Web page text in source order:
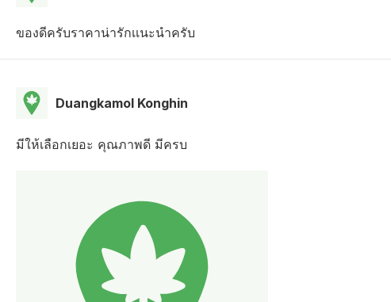
ของดีครับราคาน่ารักเเนะนำครับ
Duangkamol Konghin
มีให้เลือกเยอะ คุณภาพดี มีครบ